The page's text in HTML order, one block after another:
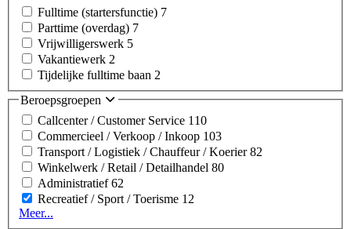
Fulltime (startersfunctie) 7
Parttime (overdag) 7
Vrijwilligerswerk 5
Vakantiewerk 2
Tijdelijke fulltime baan 2
Beroepsgroepen
Callcenter / Customer Service 110
Commercieel / Verkoop / Inkoop 103
Transport / Logistiek / Chauffeur / Koerier82
Winkelwerk / Retail / Detailhandel 80
Administratief62
Recreatief / Sport / Toerisme 12
Meer...